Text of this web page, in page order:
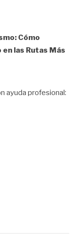
Cómo
las Rutas Más
ayuda profesional: